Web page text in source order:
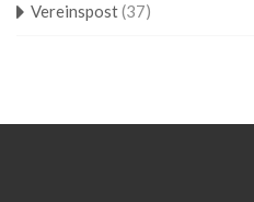
Vereinspost(37)